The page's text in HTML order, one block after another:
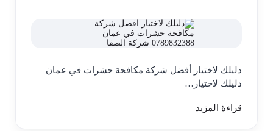
دليلك لاختيار أفضل شركة مكافحة حشرات في عمان
دليلك لاختيار…
قراءة المزيد